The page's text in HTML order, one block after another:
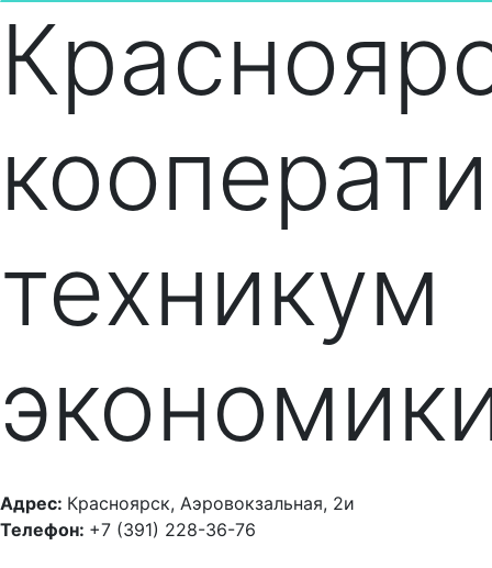
техникум
Адрес: Красноярск, Аэровокзальная, 2и
Телефон: +7 (391) 228-36-76